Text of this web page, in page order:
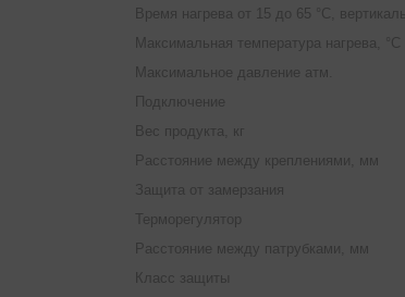
Время нагрева от 15 до 65 °С,
Максимальная температура нагрева, °С
Максимальное давление атм.
Подключение
Вес продукта, кг
Расстояние между креплениями, мм
Защита от замерзания
Терморегулятор
Расстояние между патрубками, мм
Класс защиты